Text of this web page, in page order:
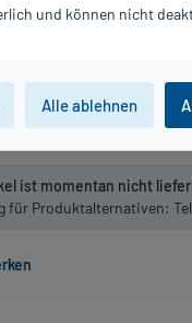
€ / l
100 ml
ist momentan nicht
für Produktalternativen:
und können nicht
Alle ablehnen